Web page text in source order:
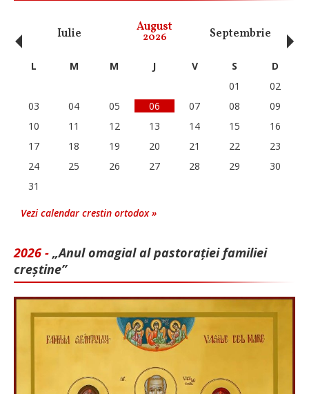
Iulie August
2026 Septembrie
‹ L M M J V S
D
01
02
03
04 05 06 07 08
09
10
11 12 13 14 15
16
17
18 19 20 21 22
23
24
25 26 27 28 29
30
31
Vezi calendar crestin ortodox »
2026 - „Anul omagial al pastorației familiei
creștine”